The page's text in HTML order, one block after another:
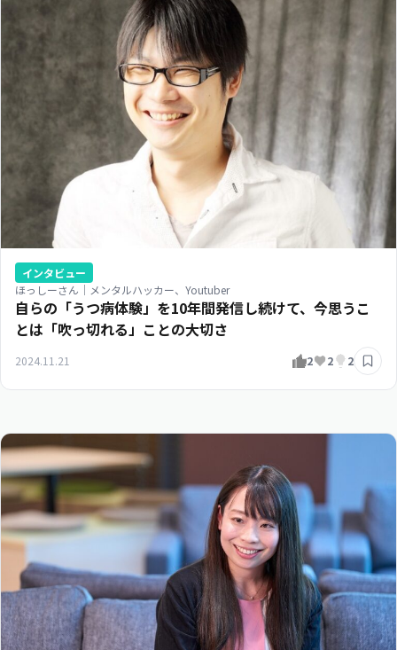
インタビュー
ほっしーさん｜メンタルハッカー、Youtuber
自らの「うつ病体験」を10年間発信し続けて、今思うこ
とは「吹っ切れる」ことの大切さ
2024.11.21 2 2 2